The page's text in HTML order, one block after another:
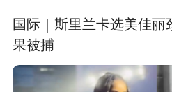
国际｜斯里兰卡选美佳丽
果被捕